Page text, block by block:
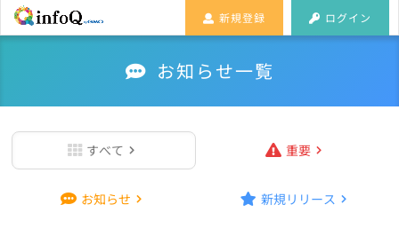
新規登録 ログイン
お知らせ一覧
すべて 重要
お知らせ 新規リリース